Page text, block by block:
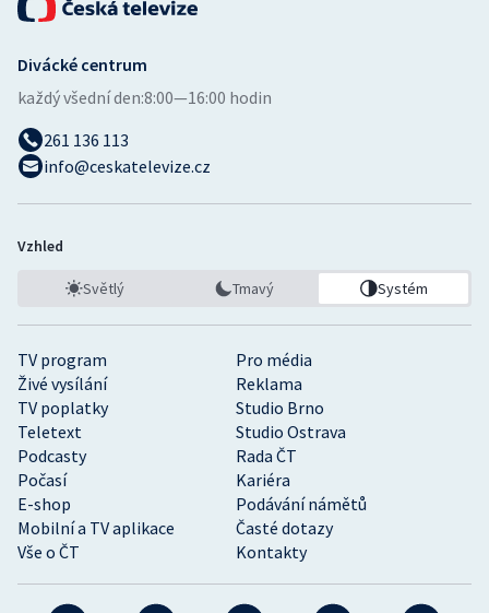
TV program
Pro média
Živé vysílání
Reklama
TV poplatky
Studio Brno
Teletext
Studio Ostrava
Podcasty
Rada ČT
Počasí
Kariéra
E-shop
Podávání námětů
Mobilní a TV aplikace
Časté dotazy
Vše o ČT
Kontakty
Divácké centrum
každý všední den:8:00—16:00 hodin
261 136 113
info@ceskatelevize.cz
Vzhled
Světlý Tmavý Systém